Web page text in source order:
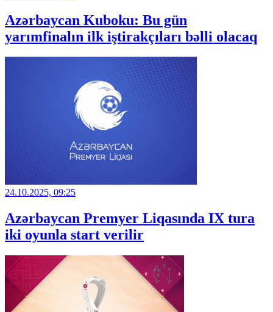
Azərbaycan Kuboku: Bu gün
yarımfinalın ilk iştirakçıları bəlli olacaq
24.10.2025, 09:25
Azərbaycan Premyer Liqasında IX tura
iki oyunla start verilir